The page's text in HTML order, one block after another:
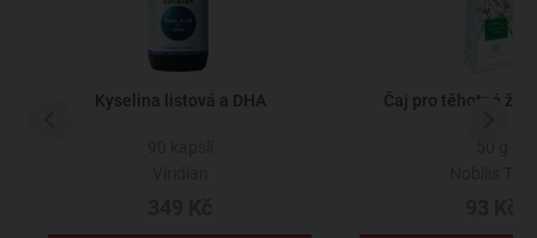
Kyselina listová a DHA Čaj pro těhotné